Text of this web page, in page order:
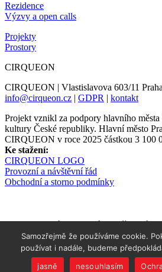
Rezidence
Výzvy a open calls
Projekty
Prostory
CIRQUEON
CIRQUEON | Vlastislavova 603/11
info@cirqueon.cz | GDPR | kontakt
Projekt vznikl za podpory hlavního města
kultury České republiky. Hlavní město
CIRQUEON v roce 2025 částkou 3 100
Ke stažení:
CIRQUEON LOGO
Provozní a návštěvní řád
Obchodní a storno podmínky
Newsletter informuje s
Samozřejmě že používáme cookie.
používat i nadále, budeme
jasně
nesouhlasím